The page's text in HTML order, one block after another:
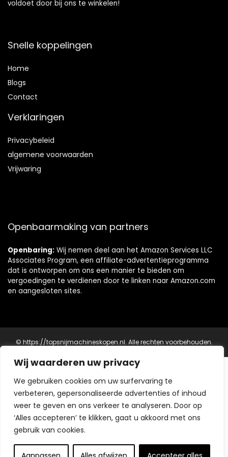
Wij waarderen uw privacy
We gebruiken cookies om uw surfervaring te
verbeteren, gepersonaliseerde advertenties of inhoud
weer te geven en ons verkeer te analyseren. Door op
‘Alles accepteren’ te klikken, gaat u akkoord met ons
gebruik van cookies.
voldoet door bij ons te winkelen!
Snelle koppelingen
Home
Blogs
Contact
Verklaringen
Privacybeleid
algemene voorwaarden
Vrijwaring
Openbaarmaking van partners
Openbaring: Wij nemen deel aan het Amazon Services LLC
Associates Program, een affiliate-advertentieprogramma
dat is ontworpen om ons een manier te bieden om
vergoedingen te verdienen door te linken naar Amazon.com
en aangesloten sites.
© https://topsnijmachineskopen.nl. Alle rechten voorbehouden.
Precisiegereedschappen Voor Elk Project
Snij- en Meetapparatuur
Top Snijmachines Kopen - Kwaliteitsgereedschap voor
professionals
Top Thermometer Kopen
- Voor nauwkeurige metingen
Huis en Tuin Gereedschappen
Top Vloeren Kopen - Voor geavanceerde snijprojecten